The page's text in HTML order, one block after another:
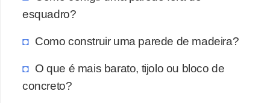
esquadro?
Como construir uma parede de madeira?
O que é mais barato, tijolo ou bloco de
concreto?